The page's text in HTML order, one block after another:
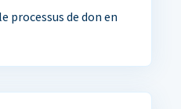
processus de don en